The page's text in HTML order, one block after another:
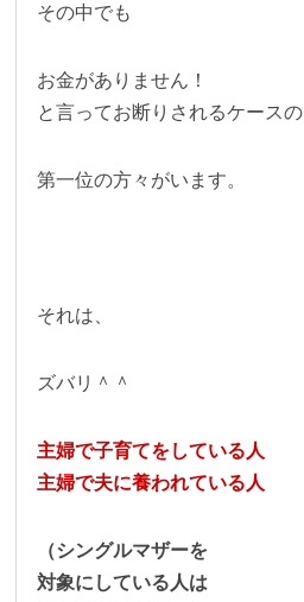
その中でも
お金がありません！
と言ってお断りされるケースの
第一位の方々がいます。
それは、
ズバリ＾＾
主婦で子育てをしている人
主婦で夫に養われている人
（シングルマザーを
対象にしている人は